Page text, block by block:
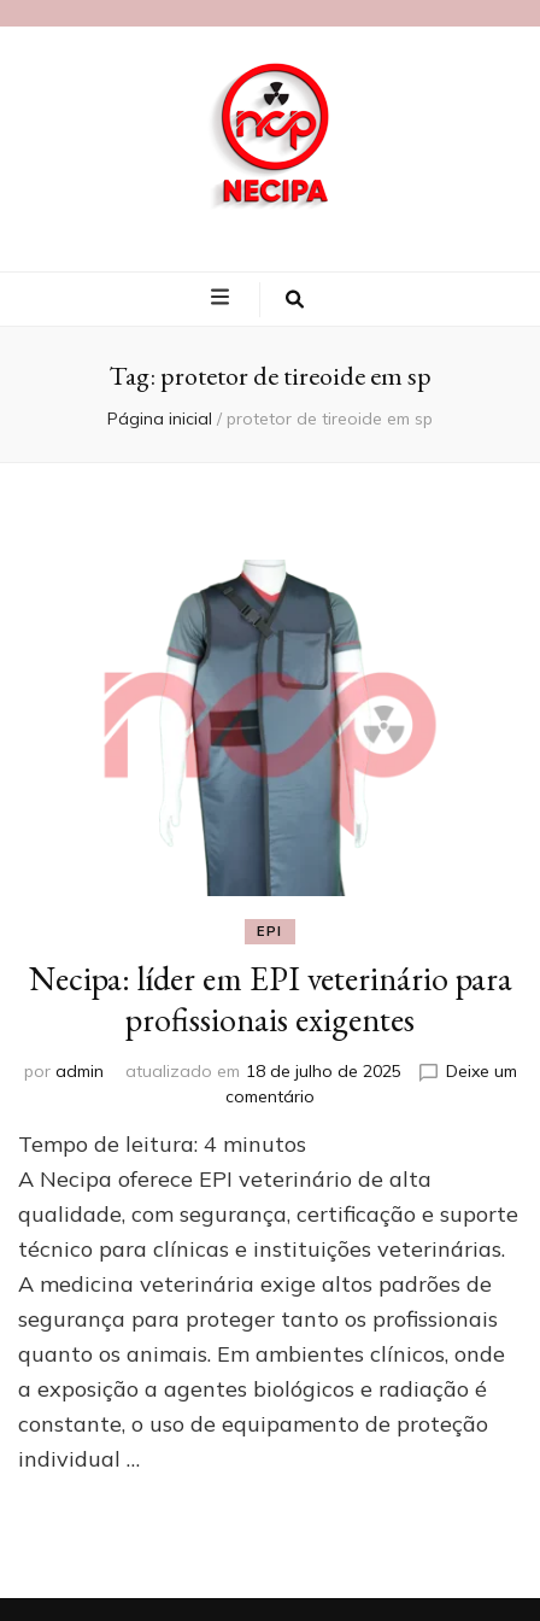
Blog Necipa
Tag: protetor de tireoide em sp
Página inicial / protetor de tireoide em sp
EPI
Necipa: líder em EPI veterinário para
profissionais exigentes
por admin atualizado em 18 de julho de 2025
Deixe um
comentário
em
veterinário
para
profissionais
exigentes
Tempo de leitura: 4 minutos
A Necipa oferece EPI veterinário de alta
qualidade, com segurança, certificação e suporte
técnico para clínicas e instituições veterinárias.
A medicina veterinária exige altos padrões de
segurança para proteger tanto os profissionais
quanto os animais. Em ambientes clínicos, onde
a exposição a agentes biológicos e radiação é
constante, o uso de equipamento de proteção
individual …